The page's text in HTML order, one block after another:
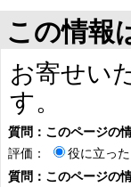
この情報
お寄せい
す。
質問：このページの
評価：
役に立った
質問：このページの